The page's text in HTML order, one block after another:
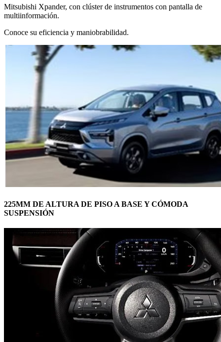
Mitsubishi Xpander, con clúster de instrumentos con pantalla de
multiinformación.
Conoce su eficiencia y maniobrabilidad.
225MM DE ALTURA DE PISO A BASE Y CÓMODA
SUSPENSIÓN